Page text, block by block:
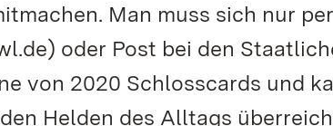
Man muss sich nur
oder Post bei den
von 2020 Schlosscards und
Helden des Alltags